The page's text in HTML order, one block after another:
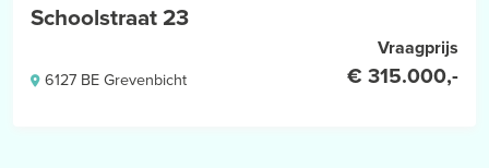
Schoolstraat 23
6127 BE Grevenbicht
Vraagprijs
€ 315.000,-